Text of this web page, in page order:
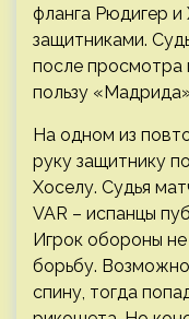
фланга Рюдигер и
защитниками.
после просмотра
пользу
На одном из
руку защитнику
Хоселу. Судья
VAR – испанцы
Игрок обороны
борьбу.
спину, тогда